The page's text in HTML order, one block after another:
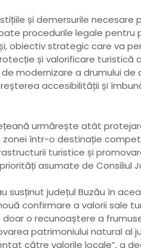
și demersurile necesare
procedurile legale pentru
obiectiv strategic care va
și valorificare turistică
modernizare a drumului de
accesibilității și
urmărește atât
zonei într-o destinație
turistice și
asumate de Consiliul
susținut județul Buzău în
confirmare a valorii sale
o recunoaștere a
patrimoniului natural al
către valorile locale”, a